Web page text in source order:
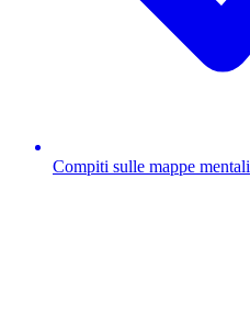
Compiti sulle mappe mentali